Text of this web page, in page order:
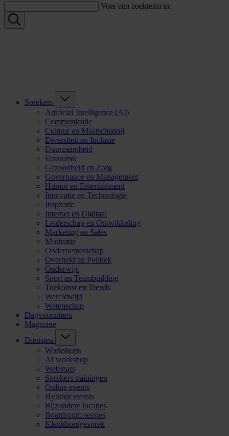
Voer een zoekterm in:
Sprekers
Artificial Intelligence (AI)
Communicatie
Cultuur en Maatschappij
Diversiteit en Inclusie
Duurzaamheid
Economie
Gezondheid en Zorg
Governance en Management
Humor en Entertainment
Innovatie en Technologie
Inspiratie
Internet en Digitaal
Leiderschap en Ontwikkeling
Marketing en Sales
Motivatie
Ondernemerschap
Overheid en Politiek
Onderwijs
Sport en Teambuilding
Toekomst en Trends
Wereldwijd
Wetenschap
Dagvoorzitters
Magazine
Diensten
Workshops
AI workshop
Webinars
Sprekers trainingen
Online events
Hybride events
Bijzondere locaties
Boardroom sessies
Klankbordgesprek